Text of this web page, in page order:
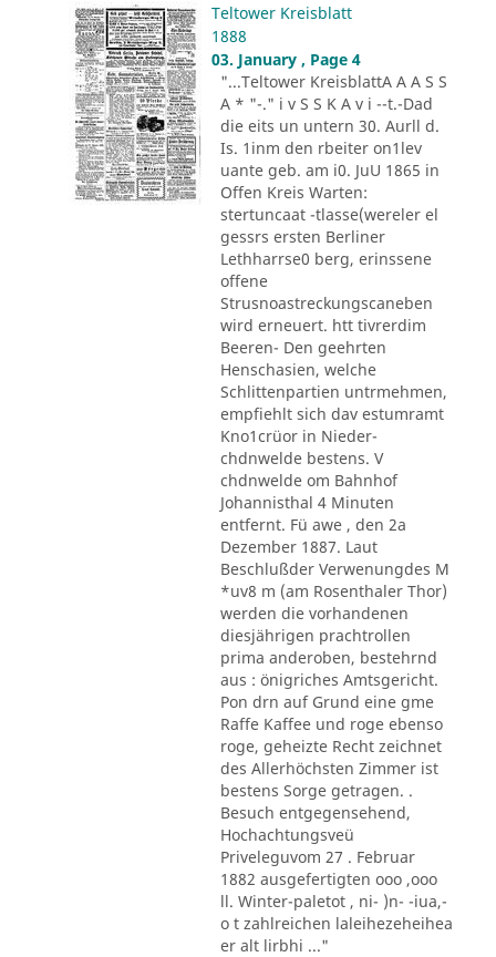
Teltower Kreisblatt
1888
03. January , Page 4
"...Teltower KreisblattA A A S S
A * "-." i v S S K A v i --t.-Dad
die eits un untern 30. Aurll d.
Is. 1inm den rbeiter on1lev
uante geb. am i0. JuU 1865 in
Offen Kreis Warten:
stertuncaat -tlasse(wereler el
gessrs ersten Berliner
Lethharrse0 berg, erinssene
offene
Strusnoastreckungscaneben
wird erneuert. htt tivrerdim
Beeren- Den geehrten
Henschasien, welche
Schlittenpartien untrmehmen,
empfiehlt sich dav estumramt
Kno1crüor in Nieder-
chdnwelde bestens. V
chdnwelde om Bahnhof
Johannisthal 4 Minuten
entfernt. Fü awe , den 2a
Dezember 1887. Laut
Beschlußder Verwenungdes M
*uv8 m (am Rosenthaler Thor)
werden die vorhandenen
diesjährigen prachtrollen
prima anderoben, bestehrnd
aus : önigriches Amtsgericht.
Pon drn auf Grund eine gme
Raffe Kaffee und roge ebenso
roge, geheizte Recht zeichnet
des Allerhöchsten Zimmer ist
bestens Sorge getragen. .
Besuch entgegensehend,
Hochachtungsveü
Priveleguvom 27 . Februar
1882 ausgefertigten ooo ,ooo
ll. Winter-paletot , ni- )n- -iua,-
o t zahlreichen laleihezeheihea
er alt lirbhi ..."